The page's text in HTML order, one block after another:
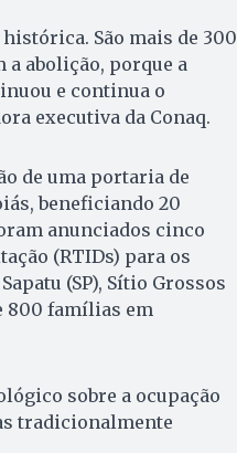
São mais de 300
a abolição, porque a
e continua o
executiva da Conaq.
de uma portaria de
beneficiando 20
anunciados cinco
(RTIDs) para os
(SP), Sítio Grossos
800 famílias em
sobre a ocupação
tradicionalmente